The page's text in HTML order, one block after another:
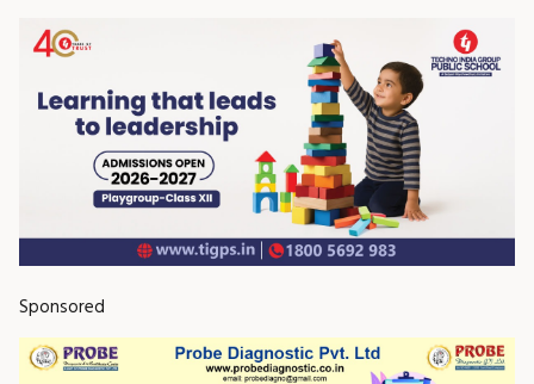
Sponsored